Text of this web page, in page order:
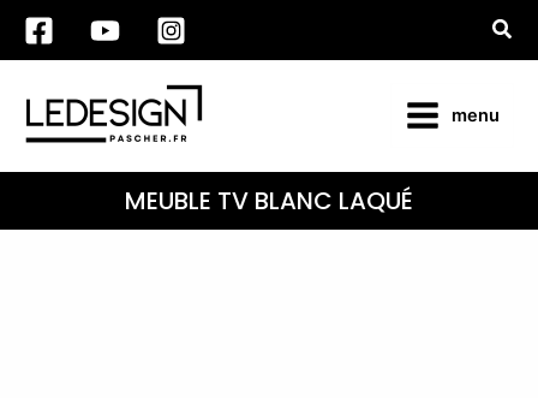
Aller
menu
MEUBLE TV BLANC LAQUÉ